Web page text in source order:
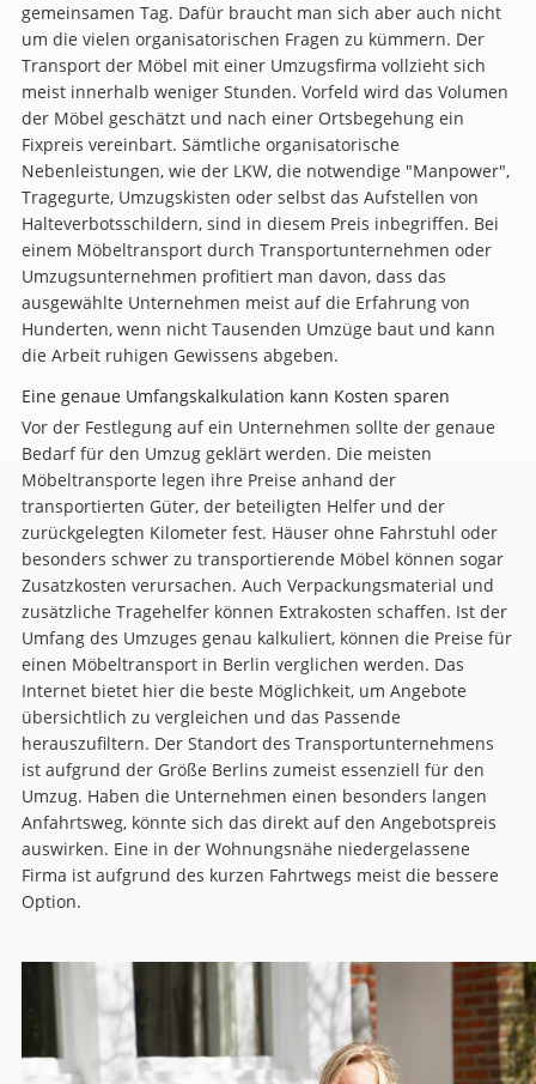
gemeinsamen Tag. Dafür braucht man sich aber auch nicht
um die vielen organisatorischen Fragen zu kümmern. Der
Transport der Möbel mit einer Umzugsfirma vollzieht sich
meist innerhalb weniger Stunden. Vorfeld wird das Volumen
der Möbel geschätzt und nach einer Ortsbegehung ein
Fixpreis vereinbart. Sämtliche organisatorische
Nebenleistungen, wie der LKW, die notwendige "Manpower",
Tragegurte, Umzugskisten oder selbst das Aufstellen von
Halteverbotsschildern, sind in diesem Preis inbegriffen. Bei
einem Möbeltransport durch Transportunternehmen oder
Umzugsunternehmen profitiert man davon, dass das
ausgewählte Unternehmen meist auf die Erfahrung von
Hunderten, wenn nicht Tausenden Umzüge baut und kann
die Arbeit ruhigen Gewissens abgeben.
Eine genaue Umfangskalkulation kann Kosten sparen
Vor der Festlegung auf ein Unternehmen sollte der genaue
Bedarf für den Umzug geklärt werden. Die meisten
Möbeltransporte legen ihre Preise anhand der
transportierten Güter, der beteiligten Helfer und der
zurückgelegten Kilometer fest. Häuser ohne Fahrstuhl oder
besonders schwer zu transportierende Möbel können sogar
Zusatzkosten verursachen. Auch Verpackungsmaterial und
zusätzliche Tragehelfer können Extrakosten schaffen. Ist der
Umfang des Umzuges genau kalkuliert, können die Preise für
einen Möbeltransport in Berlin verglichen werden. Das
Internet bietet hier die beste Möglichkeit, um Angebote
übersichtlich zu vergleichen und das Passende
herauszufiltern. Der Standort des Transportunternehmens
ist aufgrund der Größe Berlins zumeist essenziell für den
Umzug. Haben die Unternehmen einen besonders langen
Anfahrtsweg, könnte sich das direkt auf den Angebotspreis
auswirken. Eine in der Wohnungsnähe niedergelassene
Firma ist aufgrund des kurzen Fahrtwegs meist die bessere
Option.